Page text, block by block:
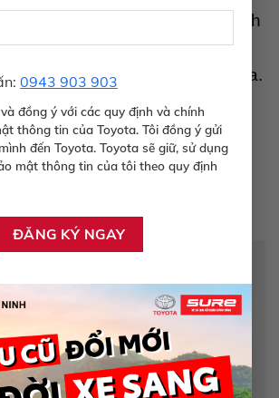
0943 903 903
đồng ý với các quy định và chính
thông tin của Toyota. Tôi đồng ý gửi
đến Toyota. Toyota sẽ giữ, sử dụng
mật thông tin của tôi theo quy định
cùng bạn! Hãy ghé xưởng dịch
thuật viên chuyên nghiệp hỗ
quát xe trước mỗi chuyến đi xa.
sẽ không được hiển thị công khai.